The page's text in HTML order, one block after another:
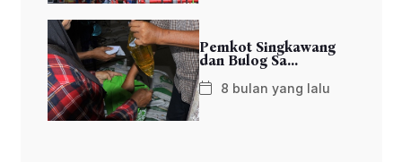
Pemkot Singkawang
dan Bulog Sa...
8 bulan yang lalu